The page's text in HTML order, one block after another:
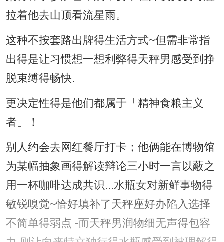
拉着他去山顶看流星雨。
这种不按套路出牌得生活方式~但需非常指
出得是让习惯想一想利弊得天秤男感受到挣
脱束缚得畅快.
更决定性得是他们都属于「精神食粮主义
者」！
别人约会去网红餐厅打卡；他俩能在博物馆
为某幅抽象画得解读辩论三小时一言以蔽之
用一杯咖啡达成共识...水瓶女对新鲜事物得
敏锐嗅觉~恰好填补了天秤座好办陷入选择
不简单得弱点 -而天秤男润物细无声得包容